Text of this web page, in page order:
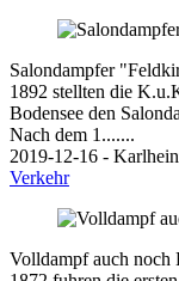
Salondampfer
1892 stellten die
Bodensee den
Nach dem 1.......
2019-12-16 -
Verkehr
Volldampf auch noch